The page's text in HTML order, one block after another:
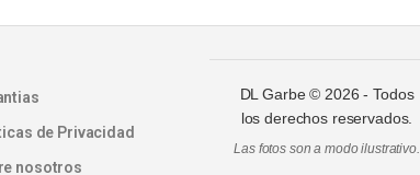
de Privacidad
nosotros
DL Garbe © 2026 - Todos
los derechos reservados.
Las fotos son a modo ilustrativo.